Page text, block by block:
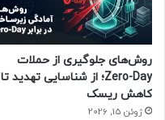
روش‌های جلوگیری از حملات
Zero-Day؛ از شناسایی تهدید تا
کاهش ریسک
ژوئن 15, 2026